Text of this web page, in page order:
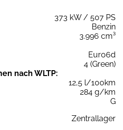
373 kW / 507 PS
Benzin
3.996 cm³
Euro6d
4 (Green)
nach WLTP:
12,5 l/100km
284 g/km
G
Zentrallager